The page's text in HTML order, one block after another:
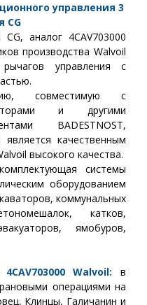
управления 3
CG
аналог 4CAV703000
производства Walvoil
управления с
совместимую с
и другими
BADESTNOST,
является качественным
высокого качества.
системы
оборудованием
коммунальных
катков,
ямобуров,
Walvoil: в
операциями на
Клинцы, Галичанин и